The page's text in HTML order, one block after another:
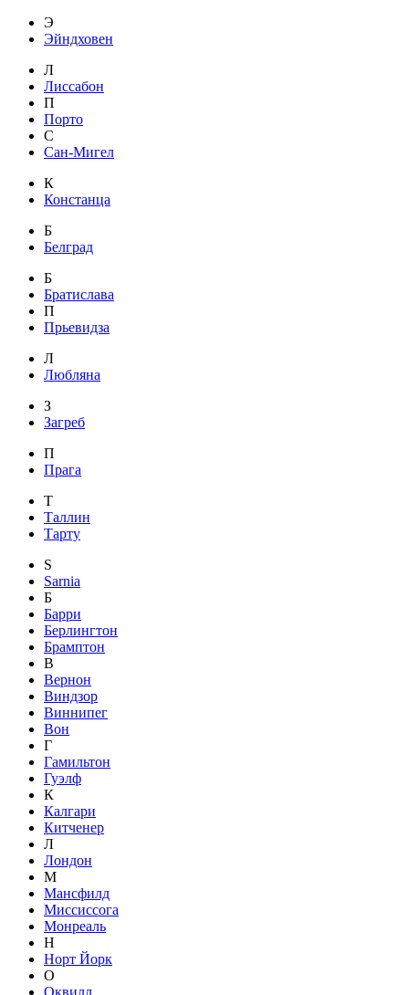
Э
Эйндховен
Л
Лиссабон
П
Порто
С
Сан-Мигел
К
Констанца
Б
Белград
Б
Братислава
П
Прьевидза
Л
Любляна
З
Загреб
П
Прага
Т
Таллин
Тарту
S
Sarnia
Б
Барри
Берлингтон
Брамптон
В
Вернон
Виндзор
Виннипег
Вон
Г
Гамильтон
Гуэлф
К
Калгари
Китченер
Л
Лондон
М
Мансфилд
Миссиссога
Монреаль
Н
Норт Йорк
О
Оквилл